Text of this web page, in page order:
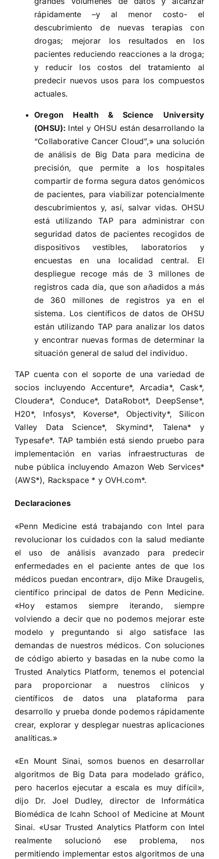
rápidamente –y al menor costo- el
descubrimiento de nuevas terapias con
drogas; mejorar los resultados en los
pacientes reduciendo reacciones a la droga;
y reducir los costos del tratamiento al
predecir nuevos usos para los compuestos
actuales.
Oregon Health & Science University
(OHSU): Intel y OHSU están desarrollando la
“Collaborative Cancer Cloud”,» una solución
de análisis de Big Data para medicina de
precisión, que permite a los hospitales
compartir de forma segura datos genómicos
de pacientes, para viabilizar potencialmente
descubrimientos y, así, salvar vidas. OHSU
está utilizando TAP para administrar con
seguridad datos de pacientes recogidos de
dispositivos vestibles, laboratorios y
encuestas en una localidad central. El
despliegue recoge más de 3 millones de
registros cada día, que son añadidos a más
de 360 millones de registros ya en el
sistema. Los científicos de datos de OHSU
están utilizando TAP para analizar los datos
y encontrar nuevas formas de determinar la
situación general de salud del individuo.
TAP cuenta con el soporte de una variedad de
socios incluyendo Accenture*, Arcadia*, Cask*,
Cloudera*, Conduce*, DataRobot*, DeepSense*,
H20*, Infosys*, Koverse*, Objectivity*, Silicon
Valley Data Science*, Skymind*, Talena* y
Typesafe*. TAP también está siendo pruebo para
implementación en varias infraestructuras de
nube pública incluyendo Amazon Web Services*
(AWS*), Rackspace * y OVH.com*.
Declaraciones
«Penn Medicine está trabajando con Intel para
revolucionar los cuidados con la salud mediante
el uso de análisis avanzado para predecir
enfermedades en el paciente antes de que los
médicos puedan encontrar», dijo Mike Draugelis,
científico principal de datos de Penn Medicine.
«Hoy estamos siempre iterando, siempre
volviendo a decir que no podemos mejorar este
modelo y preguntando si algo satisface las
demandas de nuestros médicos. Con soluciones
de código abierto y basadas en la nube como la
Trusted Analytics Platform, tenemos el potencial
para proporcionar a nuestros clínicos y
científicos de datos una plataforma para
desarrollo y prueba donde podemos rápidamente
crear, explorar y desplegar nuestras aplicaciones
analíticas.»
«En Mount Sinai, somos buenos en desarrollar
algoritmos de Big Data para modelado gráfico,
pero hacerlos ejecutar a escala es muy difícil»,
dijo Dr. Joel Dudley, director de Informática
Biomédica de Icahn School of Medicine at Mount
Sinai. «Usar Trusted Analytics Platform con Intel
realmente solucionó ese problema, nos
permitiendo implementar estos algoritmos de una